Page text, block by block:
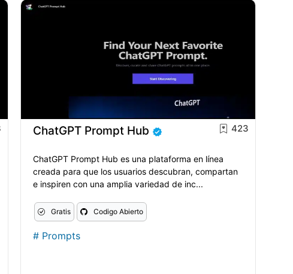
ChatGPT Prompt Hub 423
ChatGPT Prompt Hub es una plataforma en línea
creada para que los usuarios descubran, compartan
e inspiren con una amplia variedad de inc...
Gratis Codigo Abierto
# Prompts